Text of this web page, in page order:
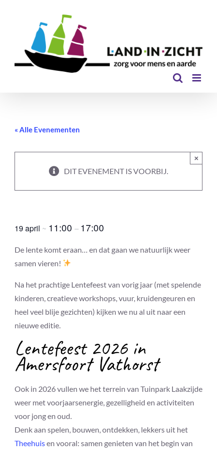
« Alle Evenementen
DIT EVENEMENT IS VOORBIJ.
×
19 april ~ 11:00 – 17:00
De lente komt eraan… en dat gaan we natuurlijk weer
samen vieren!
Na het prachtige Lentefeest van vorig jaar (met spelende
kinderen, creatieve workshops, vuur, kruidengeuren en
heel veel blije gezichten) kijken we nu al uit naar een
nieuwe editie.
Lentefeest 2026 in
Amersfoort Vathorst
Ook in 2026 vullen we het terrein van Tuinpark Laakzijde
weer met voorjaarsenergie, gezelligheid en activiteiten
voor jong en oud.
Denk aan spelen, bouwen, ontdekken, lekkers uit het
Theehuisen vooral: samen genieten van het begin van